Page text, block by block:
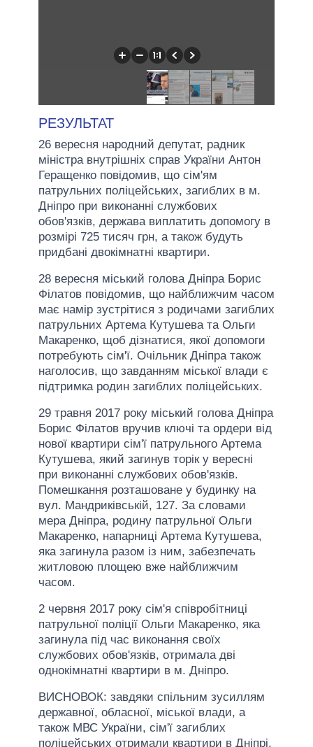
РЕЗУЛЬТАТ
26 вересня народний депутат, радник
міністра внутрішніх справ України Антон
Геращенко повідомив, що сім'ям
патрульних поліцейських, загиблих в м.
Дніпро при виконанні службових
обов'язків, держава виплатить допомогу в
розмірі 725 тисяч грн, а також будуть
придбані двокімнатні квартири.
28 вересня міський голова Дніпра Борис
Філатов повідомив, що найближчим часом
має намір зустрітися з родичами загиблих
патрульних Артема Кутушева та Ольги
Макаренко, щоб дізнатися, якої допомоги
потребують сім'ї. Очільник Дніпра також
наголосив, що завданням міської влади є
підтримка родин загиблих поліцейських.
29 травня 2017 року міський голова Дніпра
Борис Філатов вручив ключі та ордери від
нової квартири сім'ї патрульного Артема
Кутушева, який загинув торік у вересні
при виконанні службових обов'язків.
Помешкання розташоване у будинку на
вул. Мандриківській, 127. За словами
мера Дніпра, родину патрульної Ольги
Макаренко, напарниці Артема Кутушева,
яка загинула разом із ним, забезпечать
житловою площею вже найближчим
часом.
2 червня 2017 року сім'я співробітниці
патрульної поліції Ольги Макаренко, яка
загинула під час виконання своїх
службових обов'язків, отримала дві
однокімнатні квартири в м. Дніпро.
ВИСНОВОК: завдяки спільним зусиллям
державної, обласної, міської влади, а
також МВС України, сім'ї загиблих
поліцейських отримали квартири в Дніпрі.